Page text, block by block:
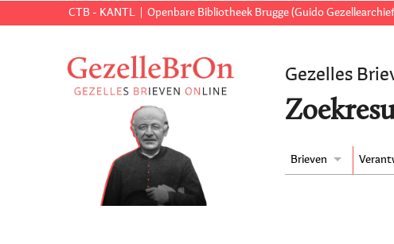
CTB - KANTL Openbare Bibliotheek Brugge (Guido
Gezelles
Brieven